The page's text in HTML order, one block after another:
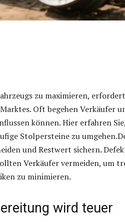
zu maximieren,
Oft begehen Verkäufer
können. Hier erfahren
Stolpersteine zu
und Restwert sichern.
Verkäufer vermeiden, um
zu minimieren.
wird teuer